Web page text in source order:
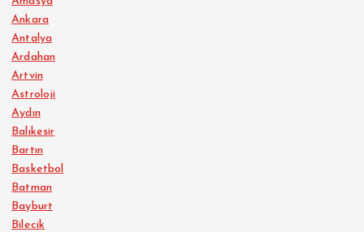
Ankara
Antalya
Ardahan
Artvin
Astroloji
Aydın
Balıkesir
Bartın
Basketbol
Batman
Bayburt
Bilecik